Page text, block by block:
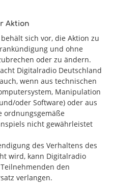
Aktion
sich vor, die Aktion zu
und ohne
oder zu ändern.
Digitalradio Deutschland
wenn aus technischen
Manipulation
oder Software) oder aus
ordnungsgemäße
nicht gewährleistet
des Verhaltens des
wird, kann Digitalradio
den
verlangen.